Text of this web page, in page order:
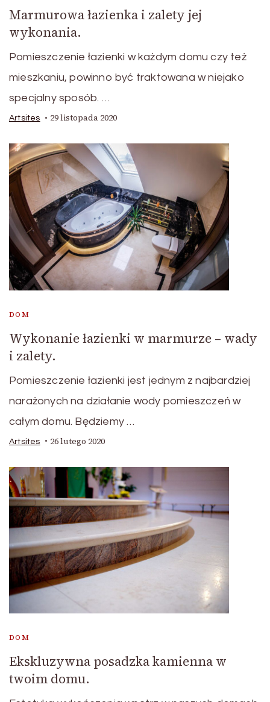
Marmurowa łazienka i zalety jej
wykonania.
Pomieszczenie łazienki w każdym domu czy też
mieszkaniu, powinno być traktowana w niejako
specjalny sposób. …
Artsites 29 listopada 2020
DOM
Wykonanie łazienki w marmurze – wady
i zalety.
Pomieszczenie łazienki jest jednym z najbardziej
narażonych na działanie wody pomieszczeń w
całym domu. Będziemy …
Artsites 26 lutego 2020
DOM
Ekskluzywna posadzka kamienna w
twoim domu.